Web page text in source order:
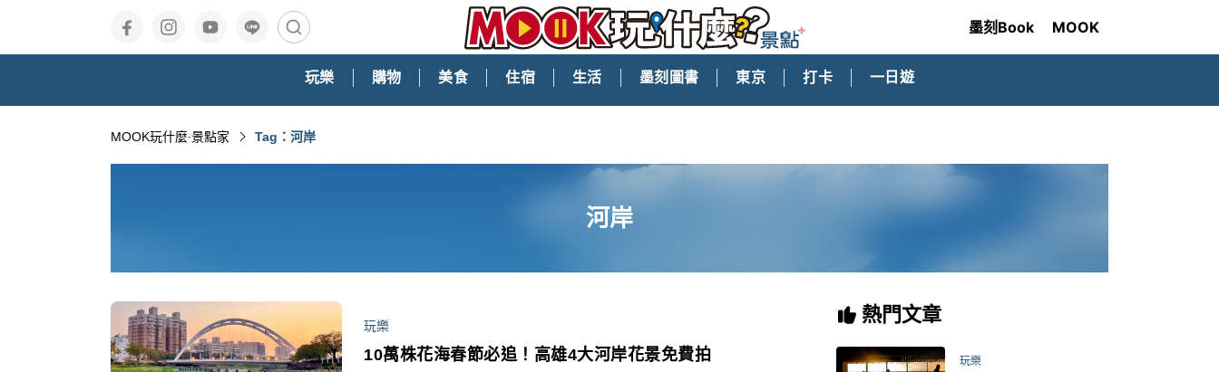
墨刻Book MOOK
玩樂 購物 美食 住宿 生活 墨刻圖書 東京 打卡 一日遊
MOOK玩什麼‧景點家 Tag：河岸
河岸
玩樂
10萬株花海春節必追！高雄4大河岸花景免費拍
熱門文章
玩樂